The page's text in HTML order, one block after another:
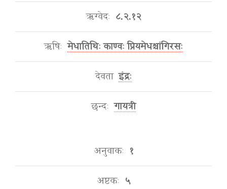
ऋग्वेदः ८.२.१२
ऋषिः मेधातिथिः काण्वः प्रियमेधश्चांगिरसः
देवता इंद्रः
छन्दः गायत्री
अनुवाकः १
अष्टकः ५